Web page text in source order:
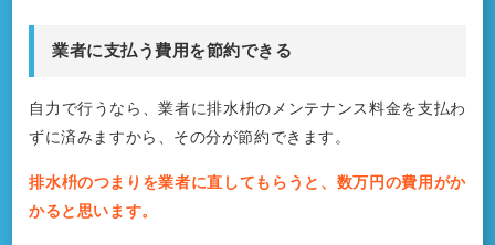
業者に支払う費用を節約できる
自力で行うなら、業者に排水枡のメンテナンス料金を支払わ
ずに済みますから、その分が節約できます。
排水枡のつまりを業者に直してもらうと、数万円の費用がか
かると思います。